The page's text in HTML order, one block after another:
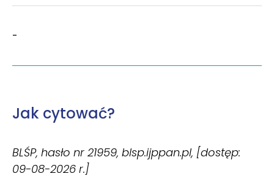
-
Jak cytować?
BLŚP, hasło nr 21959, blsp.ijppan.pl, [dostęp:
09-08-2026 r.]